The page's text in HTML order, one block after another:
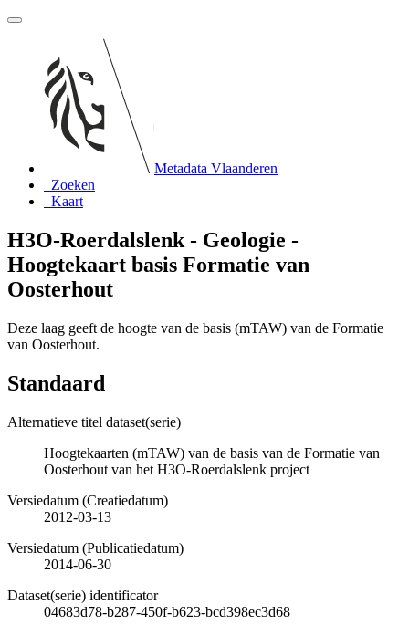
Metadata Vlaanderen
Zoeken
Kaart
H3O-Roerdalslenk - Geologie -
Hoogtekaart basis Formatie van
Oosterhout
Deze laag geeft de hoogte van de basis (mTAW) van de Formatie
van Oosterhout.
Standaard
Alternatieve titel dataset(serie)
Hoogtekaarten (mTAW) van de basis van de Formatie van
Oosterhout van het H3O-Roerdalslenk project
Versiedatum (Creatiedatum)
2012-03-13
Versiedatum (Publicatiedatum)
2014-06-30
Dataset(serie) identificator
04683d78-b287-450f-b623-bcd398ec3d68